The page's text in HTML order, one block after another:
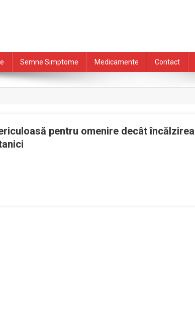
Semne Simptome Medicamente Contact
pentru omenire decât